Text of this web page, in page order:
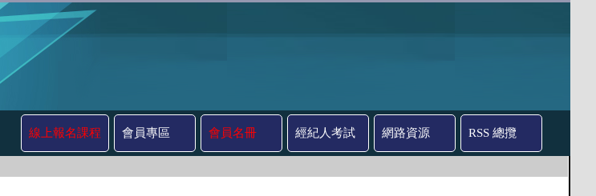
線上報名課程 會員專區 會員名冊 經紀人考試 網路資源 RSS 總攬